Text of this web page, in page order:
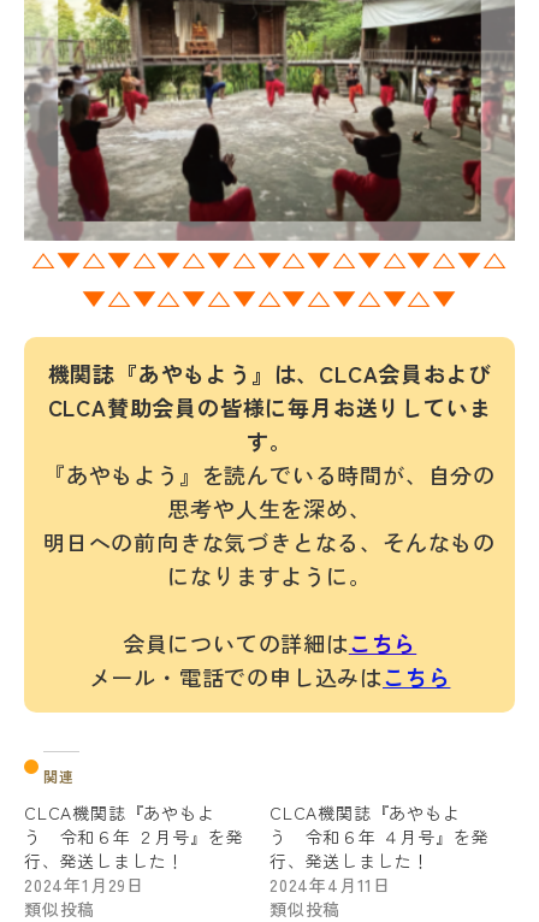
△▼△▼△▼△▼△▼△▼△▼△▼△▼△
▼△▼△▼△▼△▼△▼△▼△▼
機関誌『あやもよう』は、CLCA会員および
CLCA賛助会員の皆様に毎月お送りしていま
す。
『あやもよう』を読んでいる時間が、自分の
思考や人生を深め、
明日への前向きな気づきとなる、そんなもの
になりますように。
会員についての詳細はこちら
メール・電話での申し込みはこちら
関連
CLCA機関誌『あやもよ
う 令和６年 ２月号』を発
行、発送しました！
2024年1月29日
類似投稿
CLCA機関誌『あやもよ
う 令和６年 ４月号』を発
行、発送しました！
2024年4月11日
類似投稿